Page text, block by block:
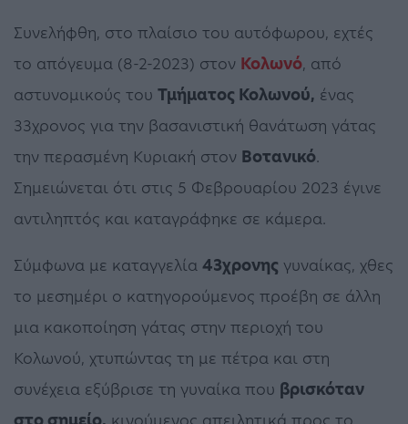
Συνελήφθη, στο πλαίσιο του αυτόφωρου, εχτές
το απόγευμα (8-2-2023) στον Κολωνό, από
αστυνομικούς του Τμήματος Κολωνού, ένας
33χρονος για την βασανιστική θανάτωση γάτας
την περασμένη Κυριακή στον Βοτανικό.
Σημειώνεται ότι στις 5 Φεβρουαρίου 2023 έγινε
αντιληπτός και καταγράφηκε σε κάμερα.
Σύμφωνα με καταγγελία 43χρονης γυναίκας, χθες
το μεσημέρι ο κατηγορούμενος προέβη σε άλλη
μια κακοποίηση γάτας στην περιοχή του
Κολωνού, χτυπώντας τη με πέτρα και στη
συνέχεια εξύβρισε τη γυναίκα που βρισκόταν